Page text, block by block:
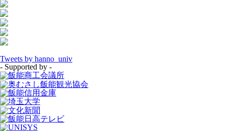
Tweets by hanno_univ
- Supported by -